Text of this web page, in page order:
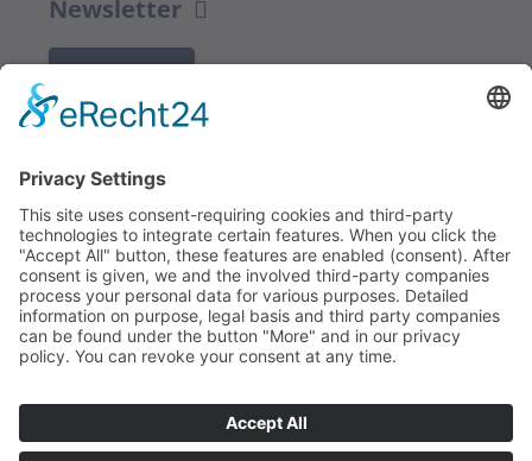
Newsletter
Redakce bbkult.net
Centrum Bavaria Bohemia (CeBB)
Dr. Veronika Hofinger
Freyung 1, 92539 Schönsee
Tel.:+49 (0)9674 / 92 48 78
veronika.hofinger@cebb.de